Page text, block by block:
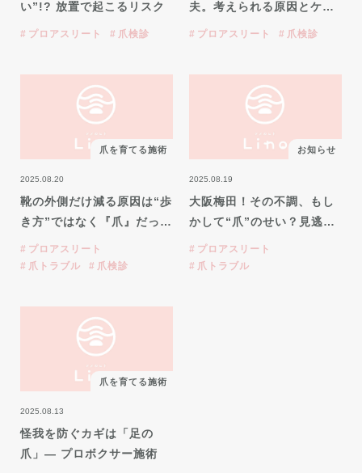
い”!? 放置で起こるリスク
プロアスリート 爪検診
夫。考えられる原因とケ…
プロアスリート 爪検診
爪を育てる施術
2025.08.20
靴の外側だけ減る原因は“歩
き方”ではなく『爪』だっ…
プロアスリート
爪トラブル
爪検診
お知らせ
2025.08.19
大阪梅田！その不調、もし
かして“爪”のせい？見逃…
プロアスリート
爪トラブル
爪を育てる施術
2025.08.13
怪我を防ぐカギは「足の
爪」— プロボクサー施術